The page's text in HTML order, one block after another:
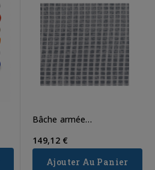
Bâche armée
149,12 €
Ajouter Au Panier